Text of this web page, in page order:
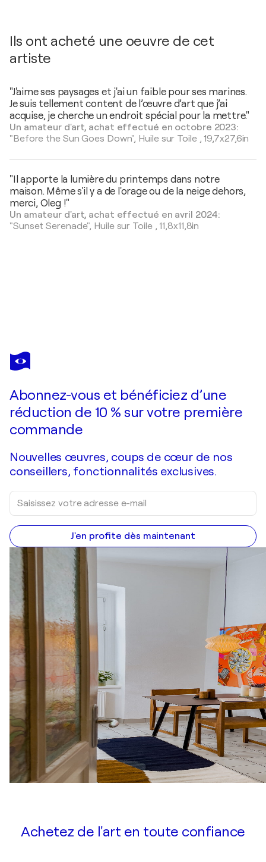
Ils ont acheté une oeuvre de cet
artiste
"J'aime ses paysages et j'ai un faible pour ses marines.
Je suis tellement content de l’œuvre d’art que j’ai
acquise, je cherche un endroit spécial pour la mettre."
Un amateur d'art, achat effectué en octobre 2023:
"Before the Sun Goes Down", Huile sur Toile,19,7x27,6in
"Il apporte la lumière du printemps dans notre
maison. Même s'il y a de l'orage ou de la neige dehors,
merci, Oleg !"
Un amateur d'art, achat effectué en avril 2024:
"Sunset Serenade", Huile sur Toile,11,8x11,8in
OLEG RIABCHUK
The Sun Is Hiding
Abonnez-vous et bénéficiez d’une
réduction de 10 % sur votre première
commande
Nouvelles œuvres, coups de cœur de nos
conseillers, fonctionnalités exclusives.
J'en profite dès maintenant
Achetez de l'art en toute confiance